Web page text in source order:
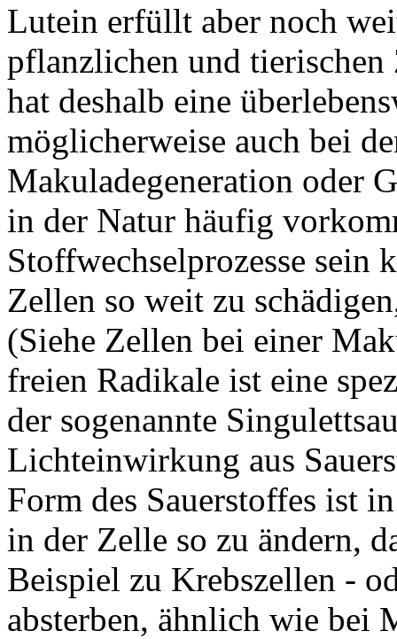
Lutein erfüllt aber noch
pflanzlichen und
hat deshalb eine
möglicherweise auch bei
Makuladegeneration oder
in der Natur häufig
Stoffwechselprozesse sein
Zellen so weit zu
(Siehe Zellen bei einer
freien Radikale ist eine
der sogenannte
Lichteinwirkung aus
Form des Sauerstoffes ist
in der Zelle so zu ändern,
Beispiel zu Krebszellen -
absterben, ähnlich wie bei